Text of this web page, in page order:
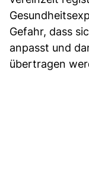
Gefahr, dass
anpasst und
übertragen